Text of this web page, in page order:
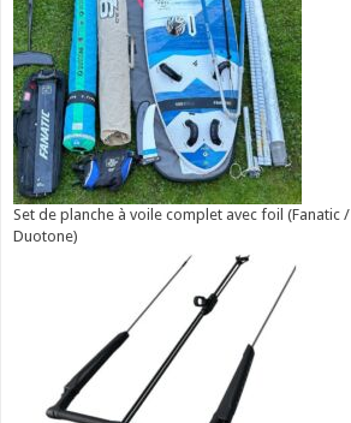
Set de planche à voile complet avec foil (Fanatic /
Duotone)